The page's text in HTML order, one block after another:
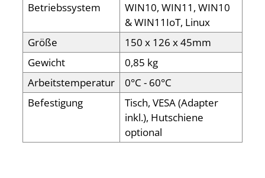
Betriebssystem
WIN10, WIN11, WIN10
& WIN11IoT, Linux
Größe
150 x 126 x 45mm
Gewicht
0,85 kg
Arbeitstemperatur
0°C - 60°C
Befestigung
Tisch, VESA (Adapter
inkl.), Hutschiene
optional